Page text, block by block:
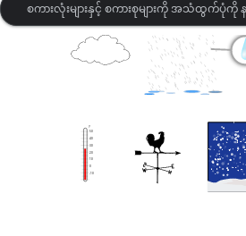
စကားလုံးများနှင့် စကားစုများကို အသံထွက်ပုံကို န